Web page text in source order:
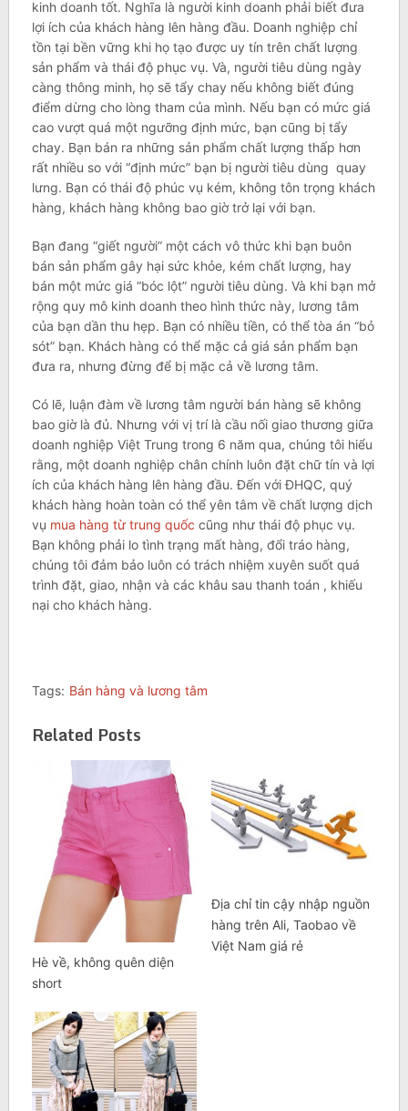
kinh doanh tốt. Nghĩa là người kinh doanh phải biết đưa
lợi ích của khách hàng lên hàng đầu. Doanh nghiệp chỉ
tồn tại bền vững khi họ tạo được uy tín trên chất lượng
sản phẩm và thái độ phục vụ. Và, người tiêu dùng ngày
càng thông minh, họ sẽ tẩy chay nếu không biết đúng
điểm dừng cho lòng tham của mình. Nếu bạn có mức giá
cao vượt quá một ngưỡng định mức, bạn cũng bị tẩy
chay. Bạn bán ra những sản phẩm chất lượng thấp hơn
rất nhiều so với “định mức” bạn bị người tiêu dùng quay
lưng. Bạn có thái độ phúc vụ kém, không tôn trọng khách
hàng, khách hàng không bao giờ trở lại với bạn.
Bạn đang “giết người” một cách vô thức khi bạn buôn
bán sản phẩm gây hại sức khỏe, kém chất lượng, hay
bán một mức giá “bóc lột” người tiêu dùng. Và khi bạn mở
rộng quy mô kinh doanh theo hình thức này, lương tâm
của bạn dần thu hẹp. Bạn có nhiều tiền, có thể tòa án “bỏ
sót” bạn. Khách hàng có thể mặc cả giá sản phẩm bạn
đưa ra, nhưng đừng để bị mặc cả về lương tâm.
Có lẽ, luận đàm về lương tâm người bán hàng sẽ không
bao giờ là đủ. Nhưng với vị trí là cầu nối giao thương giữa
doanh nghiệp Việt Trung trong 6 năm qua, chúng tôi hiểu
rằng, một doanh nghiệp chân chính luôn đặt chữ tín và lợi
ích của khách hàng lên hàng đầu. Đến với ĐHQC, quý
khách hàng hoàn toàn có thể yên tâm về chất lượng dịch
vụ mua hàng từ trung quốc cũng như thái độ phục vụ.
Bạn không phải lo tình trạng mất hàng, đổi tráo hàng,
chúng tôi đảm bảo luôn có trách nhiệm xuyên suốt quá
trình đặt, giao, nhận và các khâu sau thanh toán , khiếu
nại cho khách hàng.
Tags: Bán hàng và lương tâm
Related Posts
Hè về, không quên diện
short
Địa chỉ tin cậy nhập nguồn
hàng trên Ali, Taobao về
Việt Nam giá rẻ